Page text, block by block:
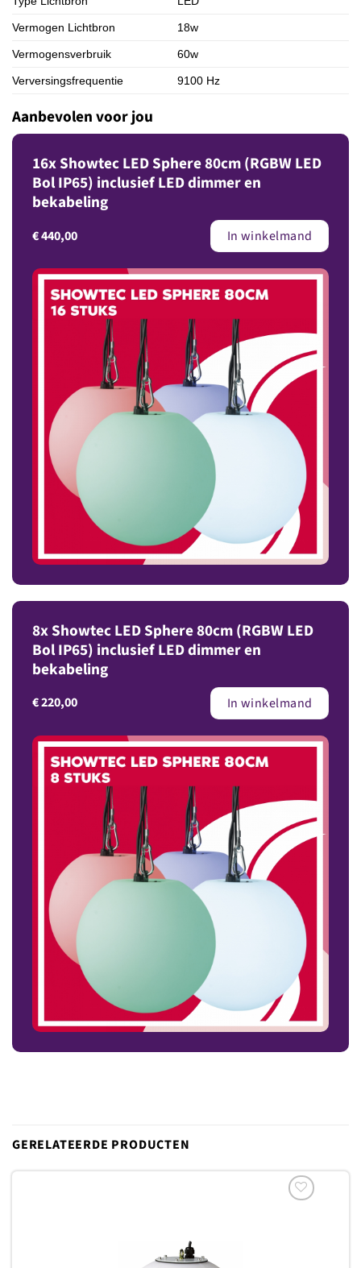
Vermogen Lichtbron 18w
Vermogensverbruik 60w
Verversingsfrequentie 9100 Hz
Aanbevolen voor jou
16x Showtec LED Sphere 80cm (RGBW LED
Bol IP65) inclusief LED dimmer en
bekabeling
€440,00 In winkelmand
8x Showtec LED Sphere 80cm (RGBW LED
Bol IP65) inclusief LED dimmer en
bekabeling
€220,00 In winkelmand
GERELATEERDE PRODUCTEN